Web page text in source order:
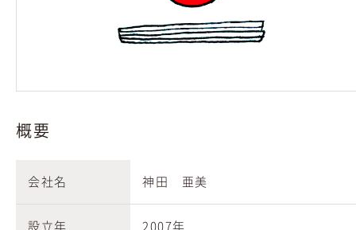
概要
会社名 神田 亜美
設立年 2007年